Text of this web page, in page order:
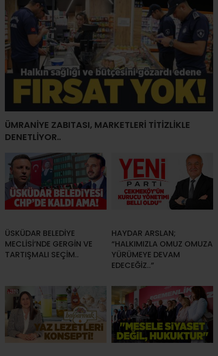
ÜMRANİYE ZABITASI, MARKETLERİ TİTİZLİKLE
DENETLİYOR..
ÜSKÜDAR BELEDİYE
MECLİSİ’NDE GERGİN VE
TARTIŞMALI SEÇİM..
HAYDAR ARSLAN;
“HALKIMIZLA OMUZ OMUZA
YÜRÜMEYE DEVAM
EDECEĞİZ..”